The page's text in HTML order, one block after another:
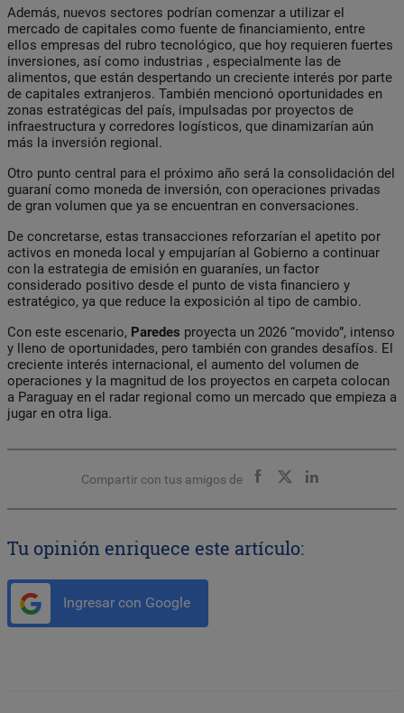
Además, nuevos sectores podrían comenzar a utilizar el
mercado de capitales como fuente de financiamiento, entre
ellos empresas del rubro tecnológico, que hoy requieren fuertes
inversiones, así como industrias , especialmente las de
alimentos, que están despertando un creciente interés por parte
de capitales extranjeros. También mencionó oportunidades en
zonas estratégicas del país, impulsadas por proyectos de
infraestructura y corredores logísticos, que dinamizarían aún
más la inversión regional.
Otro punto central para el próximo año será la consolidación del
guaraní como moneda de inversión, con operaciones privadas
de gran volumen que ya se encuentran en conversaciones.
De concretarse, estas transacciones reforzarían el apetito por
activos en moneda local y empujarían al Gobierno a continuar
con la estrategia de emisión en guaraníes, un factor
considerado positivo desde el punto de vista financiero y
estratégico, ya que reduce la exposición al tipo de cambio.
Con este escenario, Paredes proyecta un 2026 “movido”, intenso
y lleno de oportunidades, pero también con grandes desafíos. El
creciente interés internacional, el aumento del volumen de
operaciones y la magnitud de los proyectos en carpeta colocan
a Paraguay en el radar regional como un mercado que empieza a
jugar en otra liga.
Compartir con tus amigos de
Tu opinión enriquece este artículo:
Ingresar con Google